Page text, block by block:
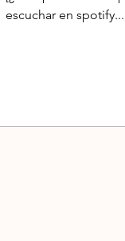
escuchar en spotify...